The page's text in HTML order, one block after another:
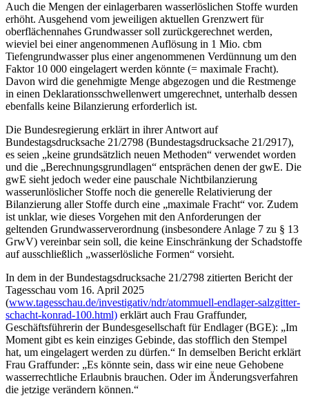
Auch die Mengen der einlagerbaren wasserlöslichen Stoffe wurden
erhöht. Ausgehend vom jeweiligen aktuellen Grenzwert für
oberflächennahes Grundwasser soll zurückgerechnet werden,
wieviel bei einer angenommenen Auflösung in 1 Mio. cbm
Tiefengrundwasser plus einer angenommenen Verdünnung um den
Faktor 10 000 eingelagert werden könnte (= maximale Fracht).
Davon wird die genehmigte Menge abgezogen und die Restmenge
in einen Deklarationsschwellenwert umgerechnet, unterhalb dessen
ebenfalls keine Bilanzierung erforderlich ist.
Die Bundesregierung erklärt in ihrer Antwort auf
Bundestagsdrucksache 21/2798 (Bundestagsdrucksache 21/2917),
es seien „keine grundsätzlich neuen Methoden“ verwendet worden
und die „Berechnungsgrundlagen“ entsprächen denen der gwE. Die
gwE sieht jedoch weder eine pauschale Nichtbilanzierung
wasserunlöslicher Stoffe noch die generelle Relativierung der
Bilanzierung aller Stoffe durch eine „maximale Fracht“ vor. Zudem
ist unklar, wie dieses Vorgehen mit den Anforderungen der
geltenden Grundwasserverordnung (insbesondere Anlage 7 zu § 13
GrwV) vereinbar sein soll, die keine Einschränkung der Schadstoffe
auf ausschließlich „wasserlösliche Formen“ vorsieht.
In dem in der Bundestagsdrucksache 21/2798 zitierten Bericht der
Tagesschau vom 16. April 2025
(www.tagesschau.de/investigativ/ndr/atommuell-endlager-salzgitter-
schacht-konrad-100.html) erklärt auch Frau Graffunder,
Geschäftsführerin der Bundesgesellschaft für Endlager (BGE): „Im
Moment gibt es kein einziges Gebinde, das stofflich den Stempel
hat, um eingelagert werden zu dürfen.“ In demselben Bericht erklärt
Frau Graffunder: „Es könnte sein, dass wir eine neue Gehobene
wasserrechtliche Erlaubnis brauchen. Oder im Änderungsverfahren
die jetzige verändern können.“